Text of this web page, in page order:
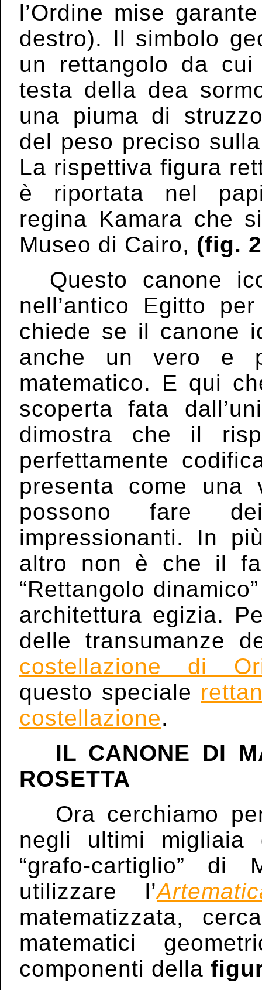
l’Ordine mise
destro). Il simbolo
un rettangolo da
testa della dea
una piuma di
del peso preciso
La rispettiva figura
è riportata nel
regina Kamara che
Museo di Cairo, (fig.
Questo canone
nell’antico Egitto
chiede se il canone
anche un vero e
matematico. E qui
scoperta fata
dimostra che il
perfettamente
presenta come
possono fare
impressionanti. In
altro non è che il
“Rettangolo
architettura egizia.
delle transumanze
costellazione di
questo speciale
costellazione.
IL CANONE DI
ROSETTA
Ora cerchiamo
negli ultimi migliaia
“grafo-cartiglio” di
utilizzare l’
matematizzata,
matematici
componenti della